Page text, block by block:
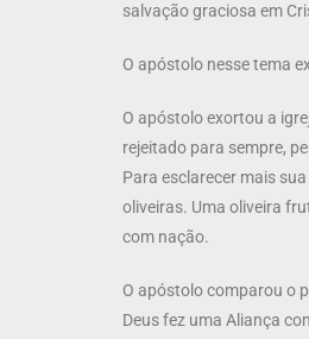
salvação graciosa em
O apóstolo nesse tema
O apóstolo exortou a
rejeitado para sempre,
Para esclarecer mais
oliveiras. Uma oliveira
com nação.
O apóstolo comparou o
Deus fez uma Aliança